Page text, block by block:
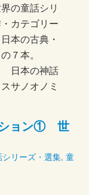
の童話シリ
カテゴリー
本の古典・
７本。
日本の神話
サノオノミ
ション① 世
リーズ・選集, 童